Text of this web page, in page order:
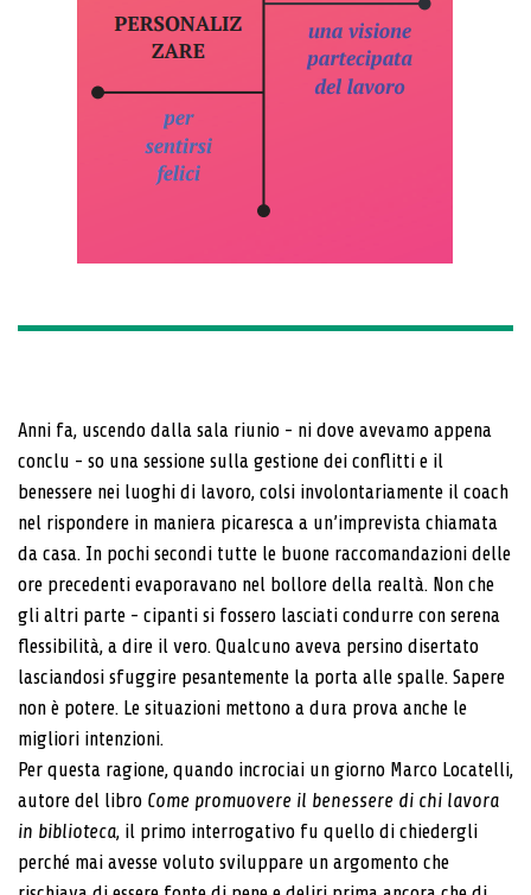
Anni fa, uscendo dalla sala riunio - ni dove avevamo appena
conclu - so una sessione sulla gestione dei conflitti e il
benessere nei luoghi di lavoro, colsi involontariamente il coach
nel rispondere in maniera picaresca a un’imprevista chiamata
da casa. In pochi secondi tutte le buone raccomandazioni delle
ore precedenti evaporavano nel bollore della realtà. Non che
gli altri parte - cipanti si fossero lasciati condurre con serena
flessibilità, a dire il vero. Qualcuno aveva persino disertato
lasciandosi sfuggire pesantemente la porta alle spalle. Sapere
non è potere. Le situazioni mettono a dura prova anche le
migliori intenzioni.
Per questa ragione, quando incrociai un giorno Marco Locatelli,
autore del libro Come promuovere il benessere di chi lavora
in biblioteca, il primo interrogativo fu quello di chiedergli
perché mai avesse voluto sviluppare un argomento che